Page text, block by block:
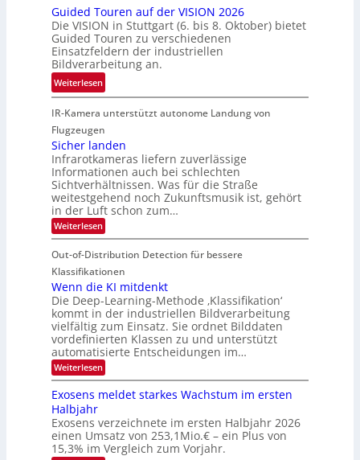
i
k
s
c
h
e
n
4
K
-
M
e
m
s
u
n
d
M
a
n
t
i
S
p
e
c
t
r
z
t
e
M
ö
g
l
i
c
h
k
e
i
t
e
ü
c
k
k
e
h
d
e
r
i
n
V
I
S
I
O
N
T
e
c
h
T
a
l
k
Guided Touren auf der VISION 2026
Die VISION in Stuttgart (6. bis 8. Oktober) bietet
Guided Touren zu verschiedenen
Einsatzfeldern der industriellen
Bildverarbeitung an.
Weiterlesen:
G
u
i
d
e
d
T
o
u
r
u
d
e
r
V
S
O
N
IR-Kamera unterstützt autonome Landung von
Flugzeugen
Sicher landen
Infrarotkameras liefern zuverlässige
Informationen auch bei schlechten
Sichtverhältnissen. Was für die Straße
weitestgehend noch Zukunftsmusik ist, gehört
in der Luft schon zum…
Weiterlesen:
S
c
h
l
a
n
d
e
n
Out-of-Distribution Detection für bessere
Klassifikationen
Wenn die KI mitdenkt
Die Deep-Learning-Methode ‚Klassifikation‘
kommt in der industriellen Bildverarbeitung
vielfältig zum Einsatz. Sie ordnet Bilddaten
vordefinierten Klassen zu und unterstützt
automatisierte Entscheidungen im…
Weiterlesen:
W
n
d
i
e
K
Exosens meldet starkes Wachstum im ersten
Halbjahr
Exosens verzeichnete im ersten Halbjahr 2026
einen Umsatz von 253,1Mio.€ – ein Plus von
15,3% im Vergleich zum Vorjahr.